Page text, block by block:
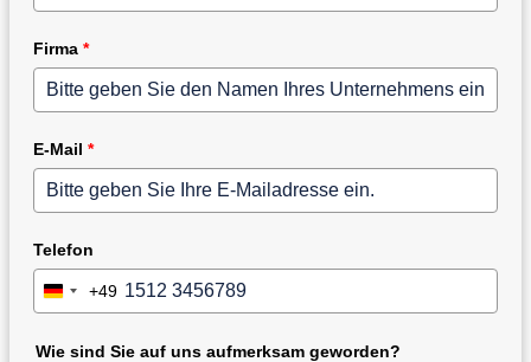
Firma *
E-Mail *
Telefon
Germany
+49
Wie sind Sie auf uns aufmerksam geworden?